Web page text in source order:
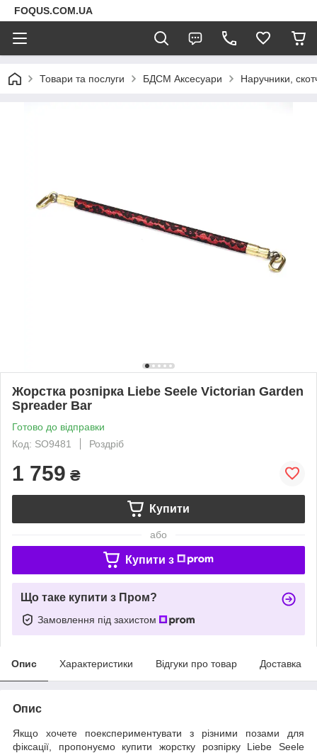
FOQUS.COM.UA
Товари та послуги БДСМ Аксесуари Наручники,
Жорстка розпірка Liebe Seele Victorian Garden
Spreader Bar
Готово до відправки
Код: SO9481
Роздріб
1 759 ₴
Купити
або
Купити з
Що таке купити з Пром?
Замовлення під захистом
Опис Характеристики Відгуки про товар Доставка
Опис
Якщо хочете поекспериментувати з різними позами для
фіксації, пропонуємо купити жорстку розпірку Liebe Seele